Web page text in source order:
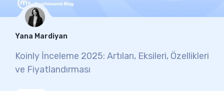
Yana Mardiyan
Koinly İnceleme 2025: Artıları, Eksileri, Özellikleri
ve Fiyatlandırması